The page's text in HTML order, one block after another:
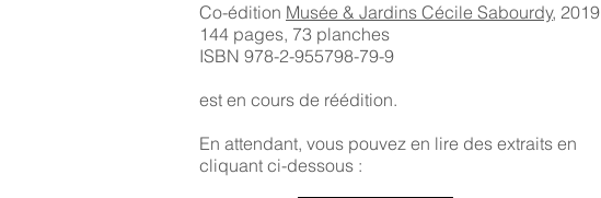
Co-édition Musée & Jardins Cécile Sabourdy, 2019
144 pages, 73 planches
ISBN 978-2-955798-79-9
est en cours de réédition.
En attendant, vous pouvez en lire des extraits en
cliquant ci-dessous :